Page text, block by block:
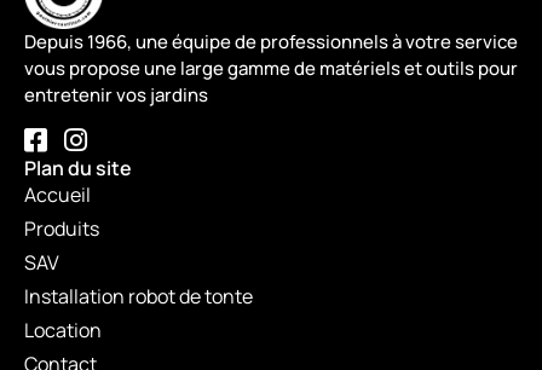
Depuis 1966, une équipe de professionnels à votre service
vous propose une large gamme de matériels et outils pour
entretenir vos jardins
Plan du site
Accueil
Produits
SAV
Installation robot de tonte
Location
Contact